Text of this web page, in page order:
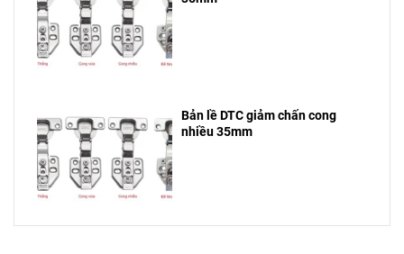
Bản lề DTC giảm chấn cong
nhiều 35mm